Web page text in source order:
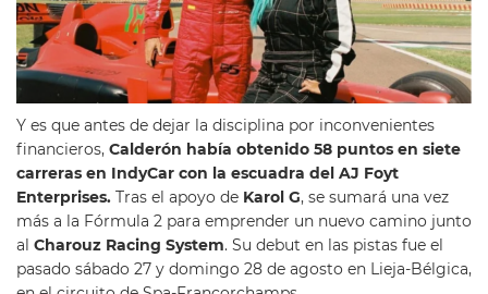
Y es que antes de dejar la disciplina por inconvenientes
financieros, Calderón había obtenido 58 puntos en siete
carreras en IndyCar con la escuadra del AJ Foyt
Enterprises. Tras el apoyo de Karol G, se sumará una vez
más a la Fórmula 2 para emprender un nuevo camino junto
al Charouz Racing System. Su debut en las pistas fue el
pasado sábado 27 y domingo 28 de agosto en Lieja-Bélgica,